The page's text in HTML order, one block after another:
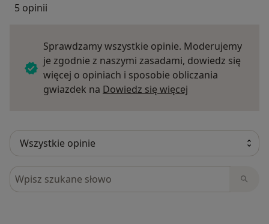
5 opinii
Sprawdzamy wszystkie opinie. Moderujemy
je zgodnie z naszymi zasadami, dowiedz się
więcej o opiniach i sposobie obliczania
gwiazdek na Dowiedz się więcej
Szukaj w opiniach